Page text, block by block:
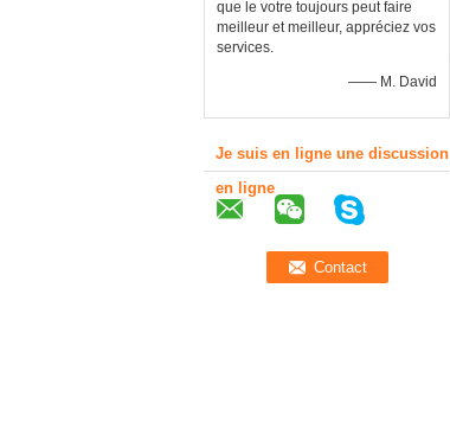
que le votre toujours peut faire
meilleur et meilleur, appréciez vos
services.
—— M. David
Je suis en ligne une discussion
en ligne